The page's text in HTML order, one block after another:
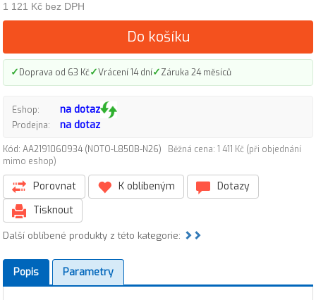
1 121 Kč bez DPH
Do košíku
✓Doprava od 63 Kč✓Vrácení 14 dní✓Záruka 24 měsíců
Eshop: na dotaz
Prodejna: na dotaz
Kód: AA2191060934 (NOTO-L850B-N26)
Běžná cena: 1 411 Kč (při objednání
mimo eshop)
Porovnat K oblíbeným
Dotazy
Tisknout
Další oblíbené produkty z této kategorie:
Popis Parametry